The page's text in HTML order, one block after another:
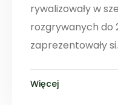
rywalizowały w
rozgrywanych do
zaprezentowały
Więcej